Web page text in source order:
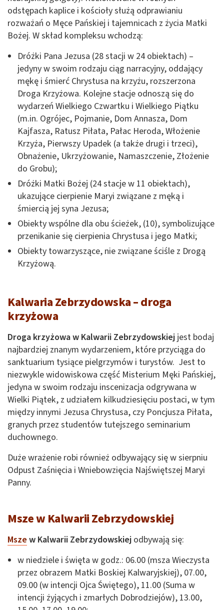
odstępach kaplice i kościoły służą odprawianiu
rozważań o Męce Pańskiej i tajemnicach z życia Matki
Bożej. W skład kompleksu wchodzą:
Dróżki Pana Jezusa (28 stacji w 24 obiektach) –
jedyny w swoim rodzaju ciąg narracyjny, oddający
mękę i śmierć Chrystusa na krzyżu, rozszerzona
Droga Krzyżowa. Kolejne stacje odnoszą się do
wydarzeń Wielkiego Czwartku i Wielkiego Piątku
(m.in. Ogrójec, Pojmanie, Dom Annasza, Dom
Kajfasza, Ratusz Piłata, Pałac Heroda, Włożenie
Krzyża, Pierwszy Upadek (a także drugi i trzeci),
Obnażenie, Ukrzyżowanie, Namaszczenie, Złożenie
do Grobu);
Dróżki Matki Bożej (24 stacje w 11 obiektach),
ukazujące cierpienie Maryi związane z męką i
śmiercią jej syna Jezusa;
Obiekty wspólne dla obu ścieżek, (10), symbolizujące
przenikanie się cierpienia Chrystusa i jego Matki;
Obiekty towarzyszące, nie związane ściśle z Drogą
Krzyżową.
Kalwaria Zebrzydowska – droga
krzyżowa
Droga krzyżowa w Kalwarii Zebrzydowskiej jest bodaj
najbardziej znanym wydarzeniem, które przyciąga do
sanktuarium tysiące pielgrzymów i turystów. Jest to
niezwykle widowiskowa część Misterium Męki Pańskiej,
jedyna w swoim rodzaju inscenizacja odgrywana w
Wielki Piątek, z udziałem kilkudziesięciu postaci, w tym
między innymi Jezusa Chrystusa, czy Poncjusza Piłata,
granych przez studentów tutejszego seminarium
duchownego.
Duże wrażenie robi również odbywający się w sierpniu
Odpust Zaśnięcia i Wniebowzięcia Najświętszej Maryi
Panny.
Msze w Kalwarii Zebrzydowskiej
Mszew Kalwarii Zebrzydowskiej odbywają się:
w niedziele i święta w godz.: 06.00 (msza Wieczysta
przez obrazem Matki Boskiej Kalwaryjskiej), 07.00,
09.00 (w intencji Ojca Świętego), 11.00 (Suma w
intencji żyjących i zmarłych Dobrodziejów), 13.00,